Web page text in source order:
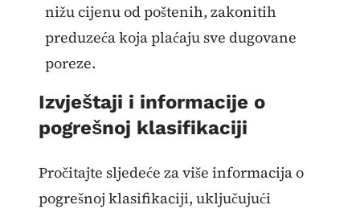
nižu cijenu od poštenih, zakonitih
preduzeća koja plaćaju sve dugovane
poreze.
Izvještaji i informacije o
pogrešnoj klasifikaciji
Pročitajte sljedeće za više informacija o
pogrešnoj klasifikaciji, uključujući